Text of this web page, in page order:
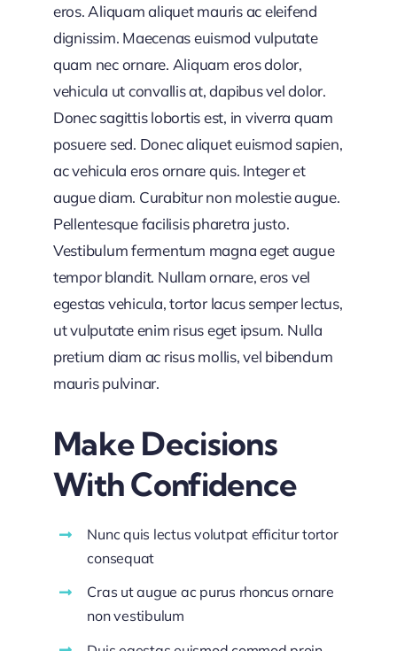
eros. Aliquam aliquet mauris ac eleifend
dignissim. Maecenas euismod vulputate
quam nec ornare. Aliquam eros dolor,
vehicula ut convallis at, dapibus vel dolor.
Donec sagittis lobortis est, in viverra quam
posuere sed. Donec aliquet euismod sapien,
ac vehicula eros ornare quis. Integer et
augue diam. Curabitur non molestie augue.
Pellentesque facilisis pharetra justo.
Vestibulum fermentum magna eget augue
tempor blandit. Nullam ornare, eros vel
egestas vehicula, tortor lacus semper lectus,
ut vulputate enim risus eget ipsum. Nulla
pretium diam ac risus mollis, vel bibendum
mauris pulvinar.
Make Decisions
With Confidence
Nunc quis lectus volutpat efficitur tortor
consequat
Cras ut augue ac purus rhoncus ornare
non vestibulum